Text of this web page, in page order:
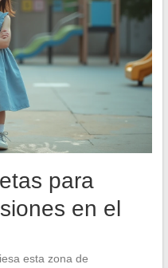
para
en el
esta zona de